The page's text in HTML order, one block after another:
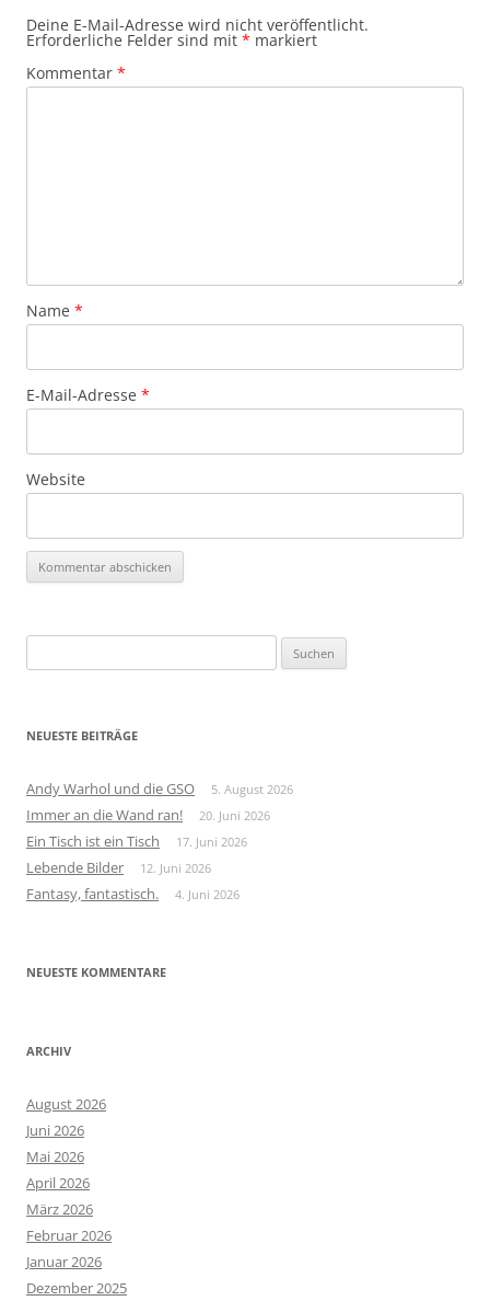
Deine E-Mail-Adresse wird nicht veröffentlicht.
Erforderliche Felder sind mit * markiert
Kommentar *
Name *
E-Mail-Adresse *
Website
nach:
NEUESTE BEITRÄGE
Andy Warhol und die GSO 5. August 2026
Immer an die Wand ran! 20. Juni 2026
Ein Tisch ist ein Tisch 17. Juni 2026
Lebende Bilder 12. Juni 2026
Fantasy, fantastisch. 4. Juni 2026
NEUESTE KOMMENTARE
ARCHIV
August 2026
Juni 2026
Mai 2026
April 2026
März 2026
Februar 2026
Januar 2026
Dezember 2025